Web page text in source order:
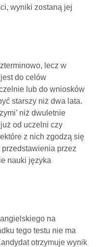
wyniki zostaną jej
lecz w
do celów
lub do wniosków
starszy niż dwa lata.
niż dwuletnie
od uczelni czy
z nich zgodzą się
przez
nauki języka
na
tego testu nie ma
otrzymuje wynik